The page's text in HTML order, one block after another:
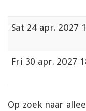
Sat 24 apr. 2027
Fri 30 apr. 2027
Op zoek naar